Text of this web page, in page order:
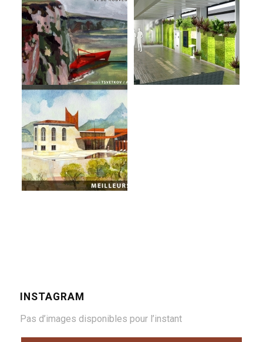
INSTAGRAM
Pas d’images disponibles pour l’instant